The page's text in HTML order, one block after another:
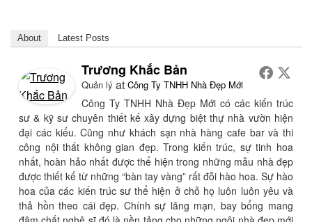
About Latest Posts
Trương Khắc Bản
Quản lý at Công Ty TNHH Nhà Đẹp Mới
Công Ty TNHH Nhà Đẹp Mới có các kiến trúc
sư & kỹ sư chuyên thiết kế xây dựng biệt thự nhà vườn hiện
đại các kiểu. Cũng như khách sạn nhà hàng cafe bar và thi
công nội thất không gian đẹp. Trong kiến trúc, sự tinh hoa
nhất, hoàn hảo nhất được thể hiện trong những mẫu nhà đẹp
được thiết kế từ những “bàn tay vàng” rất đỗi hào hoa. Sự hào
hoa của các kiến trúc sư thể hiện ở chỗ họ luôn luôn yêu và
thả hồn theo cái đẹp. Chính sự lãng mạn, bay bổng mang